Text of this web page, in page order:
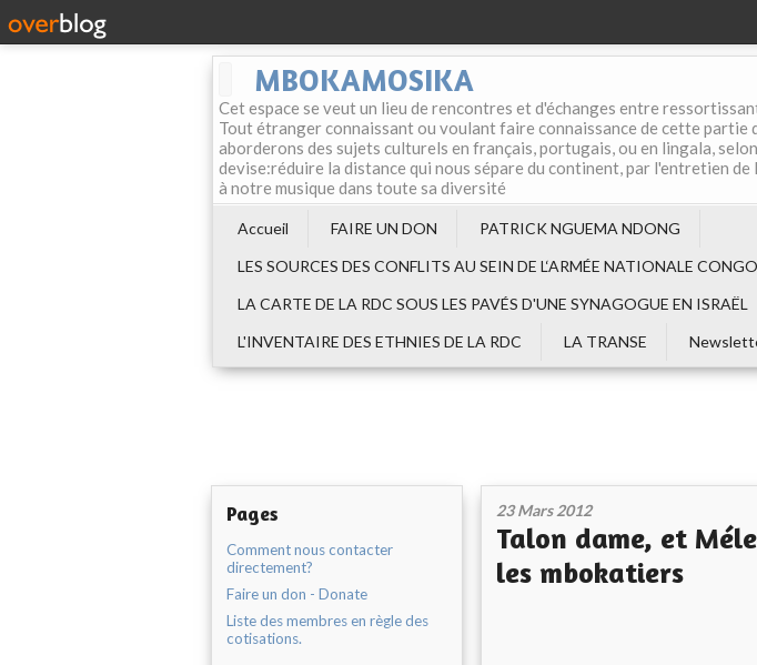
MBOKAMOSIKA
Cet espace se veut un lieu de rencontres et d'échanges entre
Tout étranger connaissant ou voulant faire connaissance de cette partie
aborderons des sujets culturels en français, portugais, ou en lingala,
devise:réduire la distance qui nous sépare du continent, par l'entretien
à notre musique dans toute sa diversité
Accueil FAIRE UN DON
PATRICK NGUEMA NDONG
LES SOURCES DES CONFLITS AU SEIN DE L‘ARMÉE NATIONALE
LA CARTE DE LA RDC SOUS LES PAVÉS D'UNE SYNAGOGUE EN ISRAËL
L'INVENTAIRE DES ETHNIES DE LA RDC
LA TRANSE
Pages
Comment nous contacter
directement?
Faire un don - Donate
Liste des membres en règle des
cotisations.
23 Mars 2012
Talon dame, et
les mbokatiers